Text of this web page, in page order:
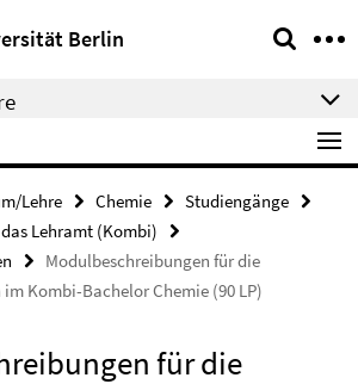
Berlin
Lehre Chemie
Studiengänge
Lehramt (Kombi)
Modulbeschreibungen für die
Kombi-Bachelor Chemie (90 LP)
für die